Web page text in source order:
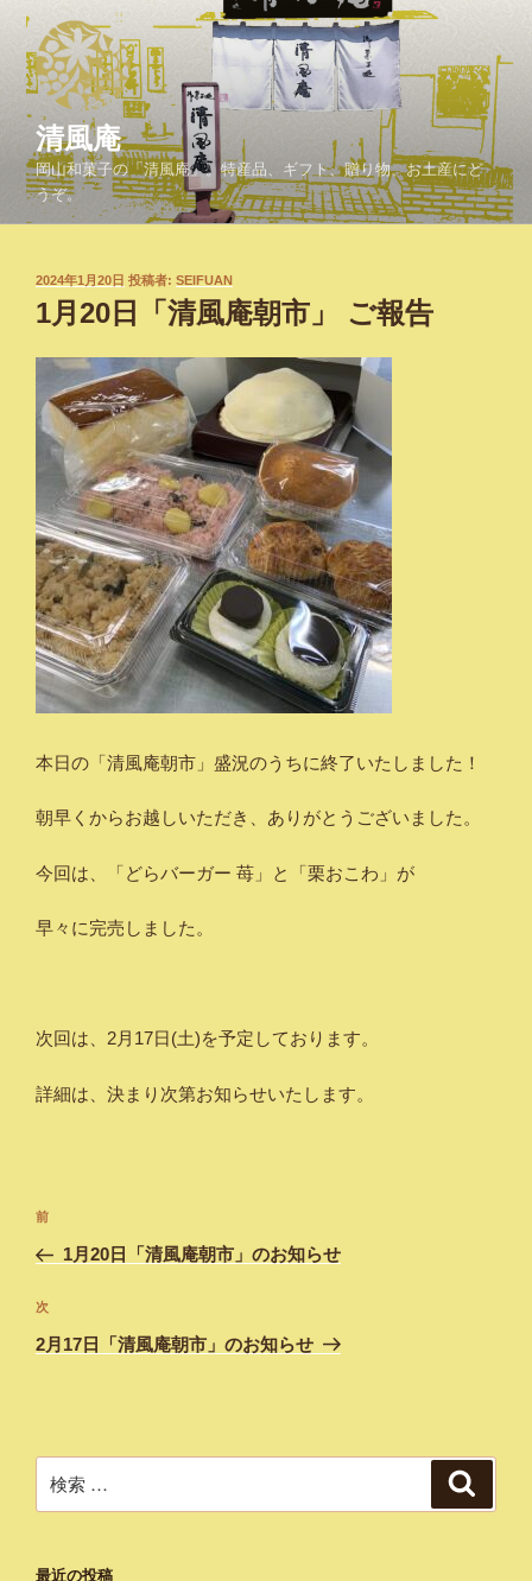
清風庵
岡山和菓子の「清風庵」。特産品、ギフト、贈り物、お土産にど
うぞ。
投
稿
日:
2024年1月20日 投稿者: SEIFUAN
1月20日「清風庵朝市」 ご報告
本日の「清風庵朝市」盛況のうちに終了いたしました！
朝早くからお越しいただき、ありがとうございました。
今回は、「どらバーガー 苺」と「栗おこわ」が
早々に完売しました。
次回は、2月17日(土)を予定しております。
詳細は、決まり次第お知らせいたします。
投
ナ
ビ
ゲ
ン
過
去
投
稿
前
1月20日「清風庵朝市」のお知らせ
次
の
次
2月17日「清風庵朝市」のお知らせ
索:
最近の投稿